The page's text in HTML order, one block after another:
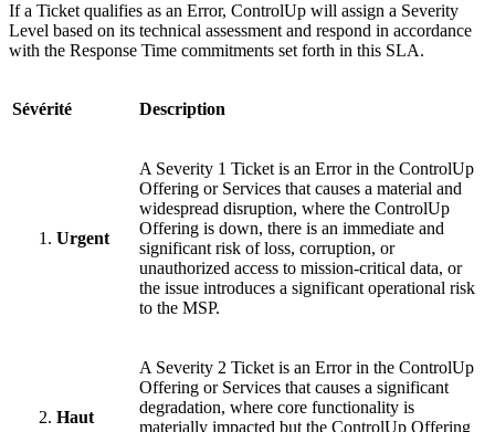
If a Ticket qualifies as an Error, ControlUp will assign a Severity
Level based on its technical assessment and respond in accordance
with the Response Time commitments set forth in this SLA.
Sévérité Description
Urgent
A Severity 1 Ticket is an Error in the ControlUp
Offering or Services that causes a material and
widespread disruption, where the ControlUp
Offering is down, there is an immediate and
significant risk of loss, corruption, or
unauthorized access to mission-critical data, or
the issue introduces a significant operational risk
to the MSP.
Haut
A Severity 2 Ticket is an Error in the ControlUp
Offering or Services that causes a significant
degradation, where core functionality is
materially impacted but the ControlUp Offering